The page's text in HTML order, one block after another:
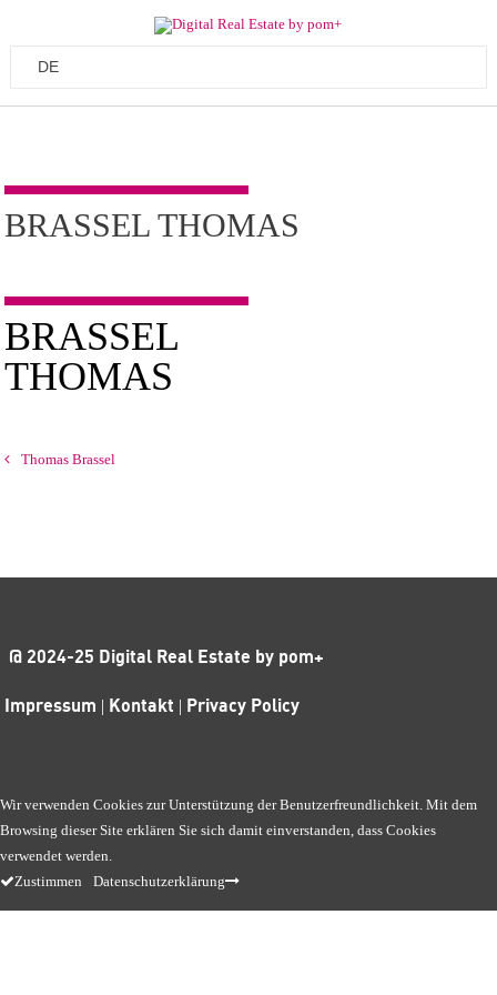
BRASSEL THOMAS
BRASSEL
THOMAS
Thomas Brassel
@ 2024-25 Digital Real Estate by pom+
Impressum | Kontakt | Privacy Policy
Wir verwenden Cookies zur Unterstützung der Benutzerfreundlichkeit. Mit dem
Browsing dieser Site erklären Sie sich damit einverstanden, dass Cookies
verwendet werden.
Zustimmen
Datenschutzerklärung